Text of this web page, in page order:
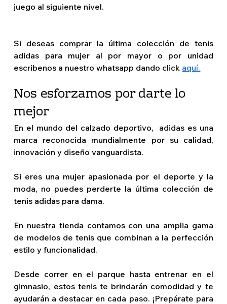
juego al siguiente nivel.
Si deseas comprar la última colección de tenis
adidas para mujer al por mayor o por unidad
escribenos a nuestro whatsapp dando click aquí.
Nos esforzamos por darte lo
mejor
En el mundo del calzado deportivo,  adidas es una
marca reconocida mundialmente por su calidad,
innovación y diseño vanguardista.
Si eres una mujer apasionada por el deporte y la
moda, no puedes perderte la última colección de
tenis adidas para dama.
En nuestra tienda contamos con una amplia gama
de modelos de tenis que combinan a la perfección
estilo y funcionalidad.
Desde correr en el parque hasta entrenar en el
gimnasio, estos tenis te brindarán comodidad y te
ayudarán a destacar en cada paso. ¡Prepárate para